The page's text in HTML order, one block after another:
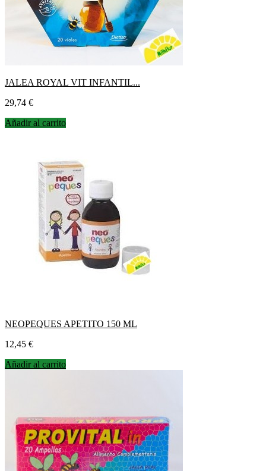
JALEA ROYAL VIT INFANTIL...
Precio
29,74 €
Añadir al carrito
NEOPEQUES APETITO 150 ML
Precio
12,45 €
Añadir al carrito